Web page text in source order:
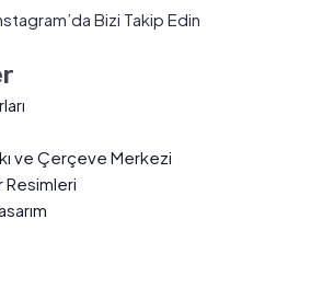
Bizi Takip Edin
ve Çerçeve Merkezi